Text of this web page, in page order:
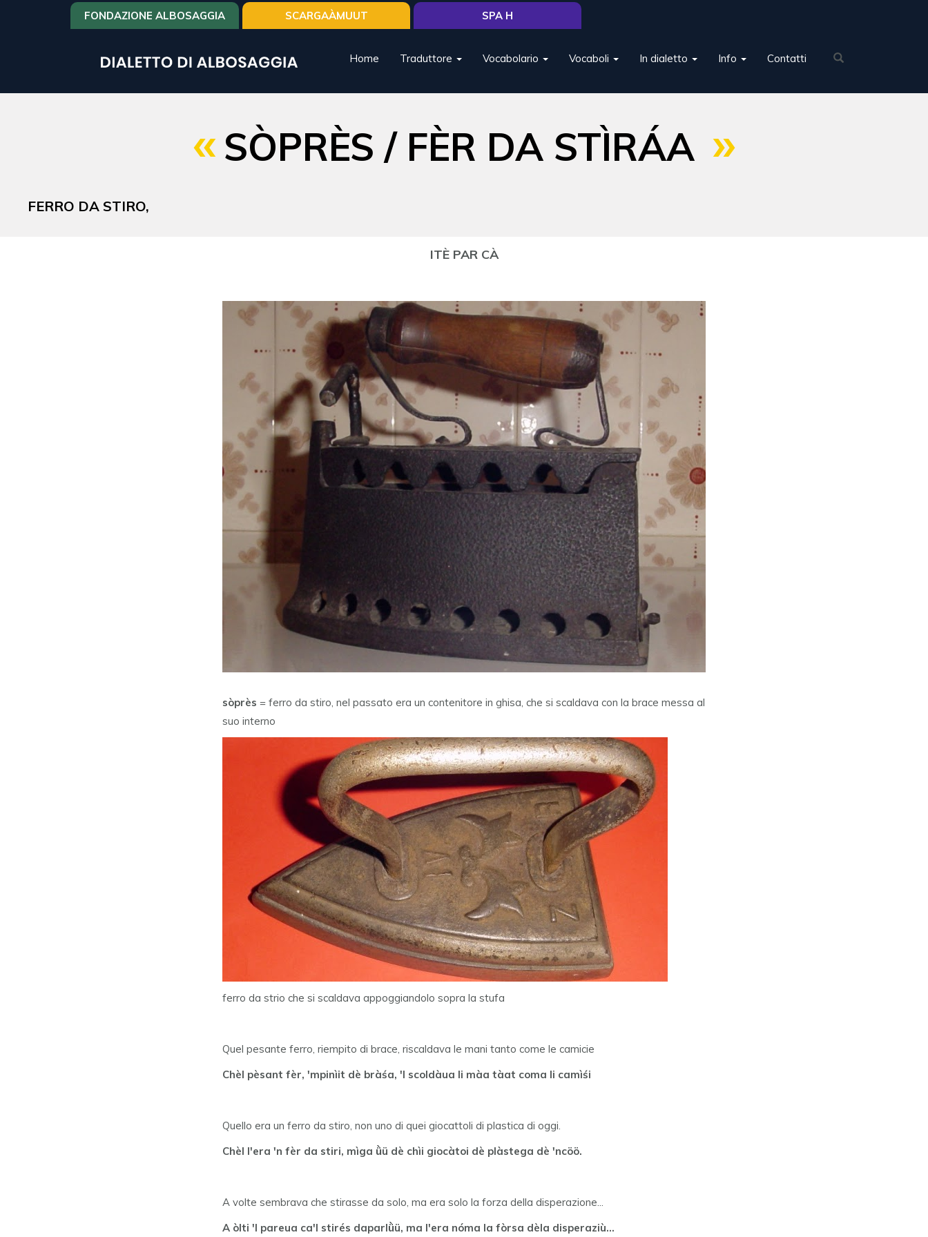
Home Traduttore Vocabolario Vocaboli In dialetto Info Contatti
FONDAZIONE ALBOSAGGIA SCARGAÀMUUT SPA H
SÒPRÈS / FÈR DA STÌRÁA
FERRO DA STIRO,
ITÈ PAR CÀ
sòprès = ferro da stiro, nel passato era un contenitore in ghisa, che si scaldava con la brace messa al
suo interno
ferro da strio che si scaldava appoggiandolo sopra la stufa
Quel pesante ferro, riempito di brace, riscaldava le mani tanto come le camicie
Chèl pèsant fèr, 'mpinìit dè bràśa, 'l scoldàua li màa tàat coma li camìśi
Quello era un ferro da stiro, non uno di quei giocattoli di plastica di oggi.
Chèl l'era 'n fèr da stiri, mìga ǜü dè chìi giocàtoi dè plàstega dè 'ncöö.
A volte sembrava che stirasse da solo, ma era solo la forza della disperazione...
A òlti 'l pareua ca'l stirés daparlǜü, ma l'era nóma la fòrsa dèla disperaziù...